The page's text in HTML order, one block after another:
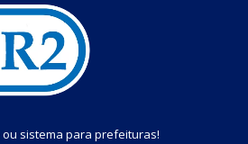
ou sistema para prefeituras!